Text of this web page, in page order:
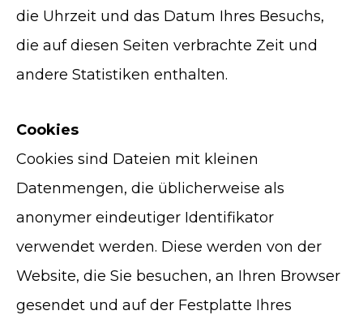
die Uhrzeit und das Datum Ihres Besuchs,
die auf diesen Seiten verbrachte Zeit und
andere Statistiken enthalten.
Cookies
Cookies sind Dateien mit kleinen
Datenmengen, die üblicherweise als
anonymer eindeutiger Identifikator
verwendet werden. Diese werden von der
Website, die Sie besuchen, an Ihren Browser
gesendet und auf der Festplatte Ihres